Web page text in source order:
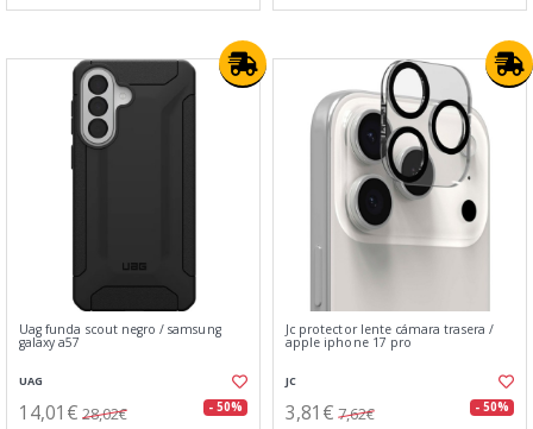
Uag funda scout negro / samsung
galaxy a57
UAG
14,01€ 28,02€ - 50%
Jc protector lente cámara trasera /
apple iphone 17 pro
JC
3,81€ 7,62€ - 50%